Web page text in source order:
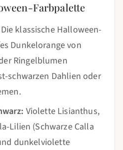
Farbpalette
Die klassische Halloween-
Dunkelorange von
Ringelblumen
schwarzen Dahlien oder
Violette Lisianthus,
Lilien (Schwarze Calla
dunkelviolette